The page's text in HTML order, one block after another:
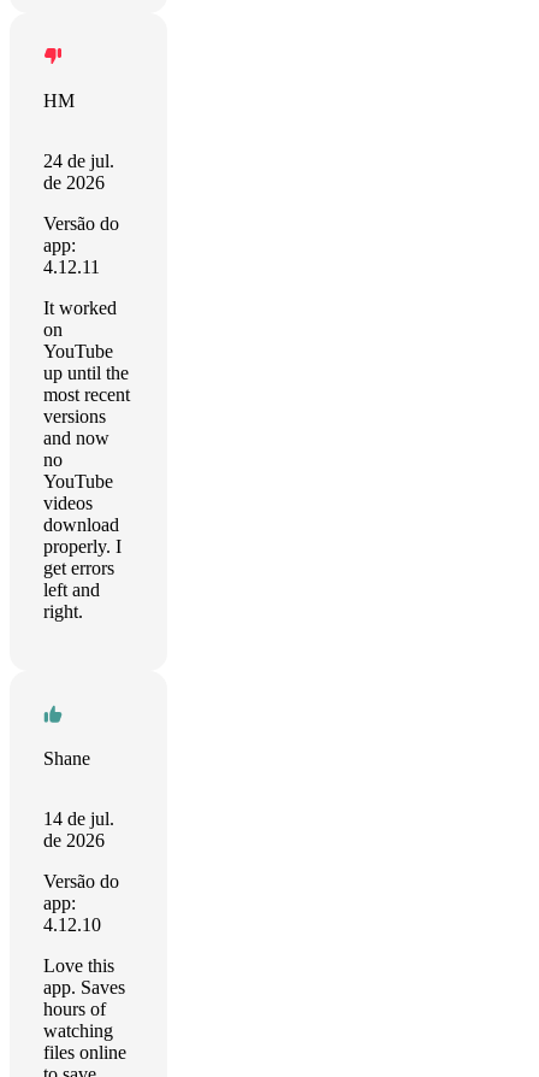
HM
24 de jul.
de 2026
Versão do
app:
4.12.11
It worked
on
YouTube
up until the
most recent
versions
and now
no
YouTube
videos
download
properly. I
get errors
left and
right.
Shane
14 de jul.
de 2026
Versão do
app:
4.12.10
Love this
app. Saves
hours of
watching
files online